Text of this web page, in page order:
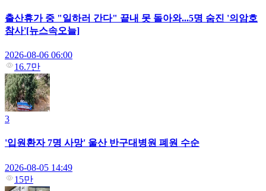
출산휴가 중 "일하러 간다" 끝내 못 돌아와...5명 숨진 '의암호
참사'[뉴스속오늘]
2026-08-06 06:00
16.7만
3
'입원환자 7명 사망' 울산 반구대병원 폐원 수순
2026-08-05 14:49
15만